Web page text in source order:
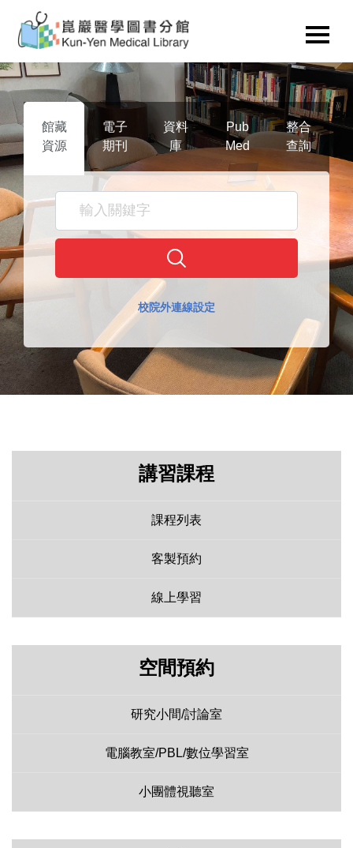
館藏
資源
電子
期刊
資料
庫
Pub
Med
整合
查詢
校院外連線設定
講習課程
課程列表
客製預約
線上學習
空間預約
研究小間/討論室
電腦教室/PBL/數位學習室
小團體視聽室